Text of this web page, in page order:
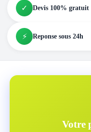
✓ Devis 100% gratuit
⚡ Reponse sous 24h
Votre